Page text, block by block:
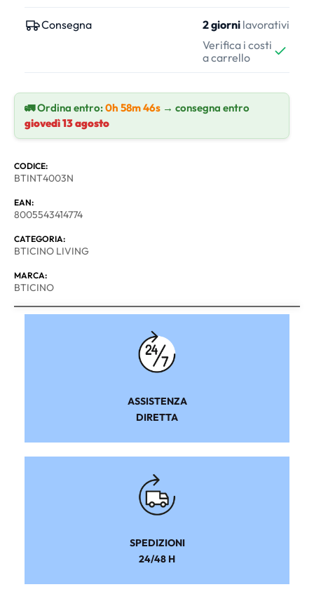
Consegna 2 giorni lavorativi
Verifica i costi
a carrello
🚛 Ordina entro:0h 58m 46s → consegna entro
giovedì 13 agosto
CODICE:
BTINT4003N
EAN:
8005543414774
CATEGORIA:
BTICINO LIVING
MARCA:
BTICINO
ASSISTENZA
DIRETTA
SPEDIZIONI
24/48 H